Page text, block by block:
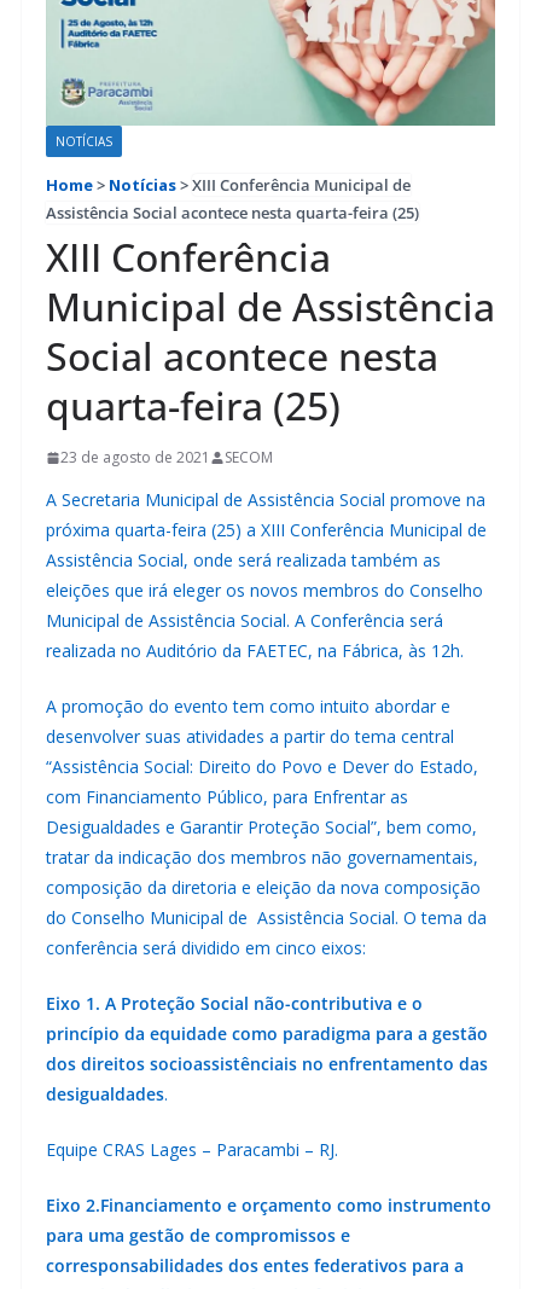
NOTÍCIAS
Home> Notícias>XIII Conferência Municipal de
Assistência Social acontece nesta quarta-feira (25)
XIII Conferência
Municipal de Assistência
Social acontece nesta
quarta-feira (25)
23 de agosto de 2021 SECOM
A Secretaria Municipal de Assistência Social promove na
próxima quarta-feira (25) a XIII Conferência Municipal de
Assistência Social, onde será realizada também as
eleições que irá eleger os novos membros do Conselho
Municipal de Assistência Social. A Conferência será
realizada no Auditório da FAETEC, na Fábrica, às 12h.
A promoção do evento tem como intuito abordar e
desenvolver suas atividades a partir do tema central
“Assistência Social: Direito do Povo e Dever do Estado,
com Financiamento Público, para Enfrentar as
Desigualdades e Garantir Proteção Social”, bem como,
tratar da indicação dos membros não governamentais,
composição da diretoria e eleição da nova composição
do Conselho Municipal de Assistência Social. O tema da
conferência será dividido em cinco eixos:
Eixo 1. A Proteção Social não-contributiva e o
princípio da equidade como paradigma para a gestão
dos direitos socioassistênciais no enfrentamento das
desigualdades.
Equipe CRAS Lages – Paracambi – RJ.
Eixo 2.Financiamento e orçamento como instrumento
para uma gestão de compromissos e
corresponsabilidades dos entes federativos para a